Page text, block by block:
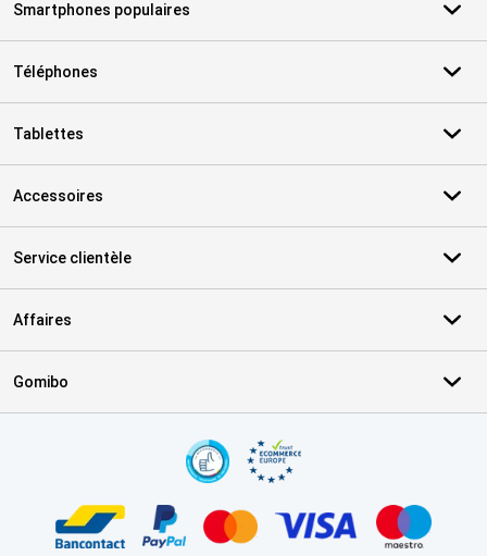
Smartphones populaires
Téléphones
Tablettes
Accessoires
Service clientèle
Affaires
Gomibo